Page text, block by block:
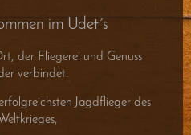
im Udet´s
der Fliegerei und Genuss
verbindet.
Jagdflieger des